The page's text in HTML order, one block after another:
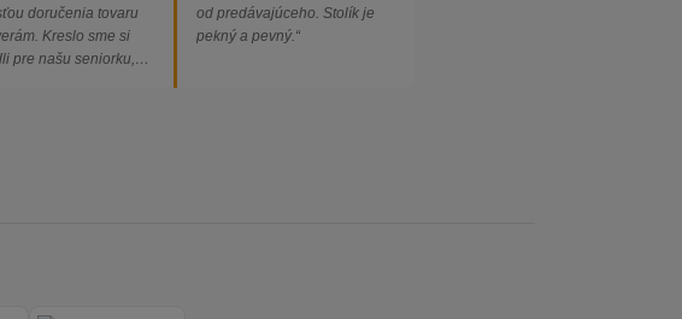
doručenia tovaru
Kreslo sme si
pre našu seniorku,
od predávajúceho. Stolík je
pekný a pevný.“